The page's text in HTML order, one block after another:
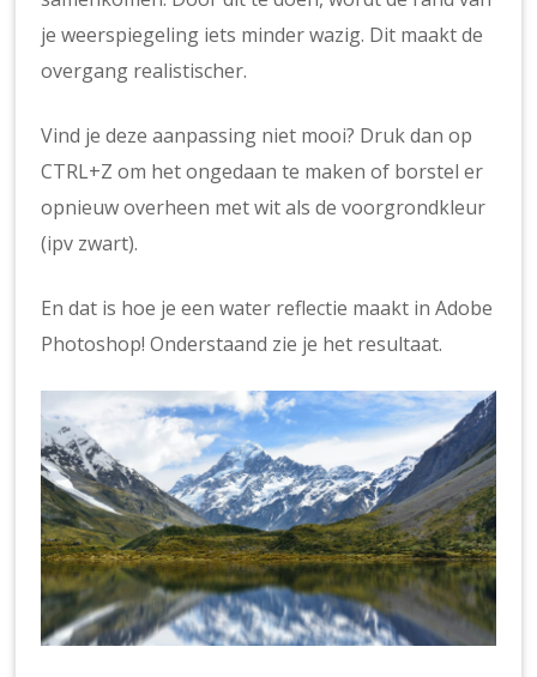
je weerspiegeling iets minder wazig. Dit maakt de
overgang realistischer.
Vind je deze aanpassing niet mooi? Druk dan op
CTRL+Z om het ongedaan te maken of borstel er
opnieuw overheen met wit als de voorgrondkleur
(ipv zwart).
En dat is hoe je een water reflectie maakt in Adobe
Photoshop! Onderstaand zie je het resultaat.